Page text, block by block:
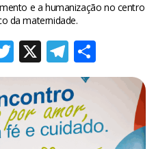
e a humanização no centro
da maternidade.
Twitter
X